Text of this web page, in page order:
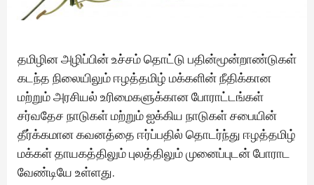
தமிழின அழிப்பின் உச்சம் தொட்டு பதின்மூன்றாண்டுகள்
கடந்த நிலையிலும் ஈழத்தமிழ் மக்களின் நீதிக்கான
மற்றும் அரசியல் உரிமைகளுக்கான போராட்டங்கள்
சர்வதேச நாடுகள் மற்றும் ஐக்கிய நாடுகள் சபையின்
தீர்க்கமான கவனத்தை ஈர்ப்பதில் தொடர்ந்து ஈழத்தமிழ்
மக்கள் தாயகத்திலும் புலத்திலும் முனைப்புடன் போராட
வேண்டியே உள்ளது.